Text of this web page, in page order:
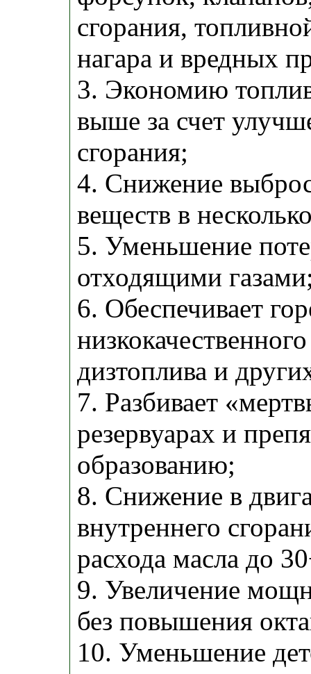
сгорания,
нагара и вредных
3. Экономию
выше за счет
сгорания;
4. Снижение
веществ в
5. Уменьшение
отходящими
6. Обеспечивает
дизтоплива и
7. Разбивает
резервуарах и
образованию;
8. Снижение в
внутреннего
расхода масла до
9. Увеличение
без повышения
10. Уменьшение